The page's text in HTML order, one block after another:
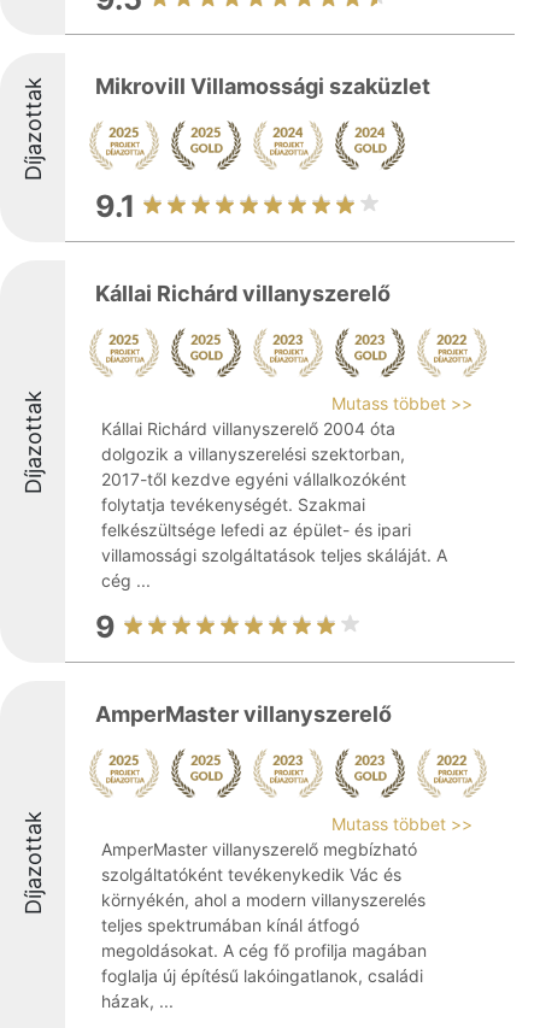
Díjazottak Mikrovill Villamossági szaküzlet
9.1
Díjazottak
Kállai Richárd villanyszerelő
Mutass többet >>
Kállai Richárd villanyszerelő 2004 óta
dolgozik a villanyszerelési szektorban,
2017-től kezdve egyéni vállalkozóként
folytatja tevékenységét. Szakmai
felkészültsége lefedi az épület- és ipari
villamossági szolgáltatások teljes skáláját. A
cég ...
9
Díjazottak
AmperMaster villanyszerelő
Mutass többet >>
AmperMaster villanyszerelő megbízható
szolgáltatóként tevékenykedik Vác és
környékén, ahol a modern villanyszerelés
teljes spektrumában kínál átfogó
megoldásokat. A cég fő profilja magában
foglalja új építésű lakóingatlanok, családi
házak, ...